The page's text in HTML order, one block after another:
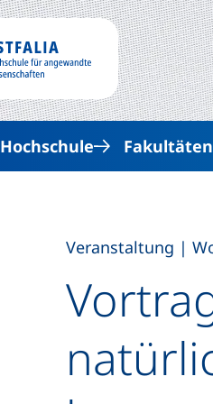
Hochschule Fakultäten
Veranstaltung |